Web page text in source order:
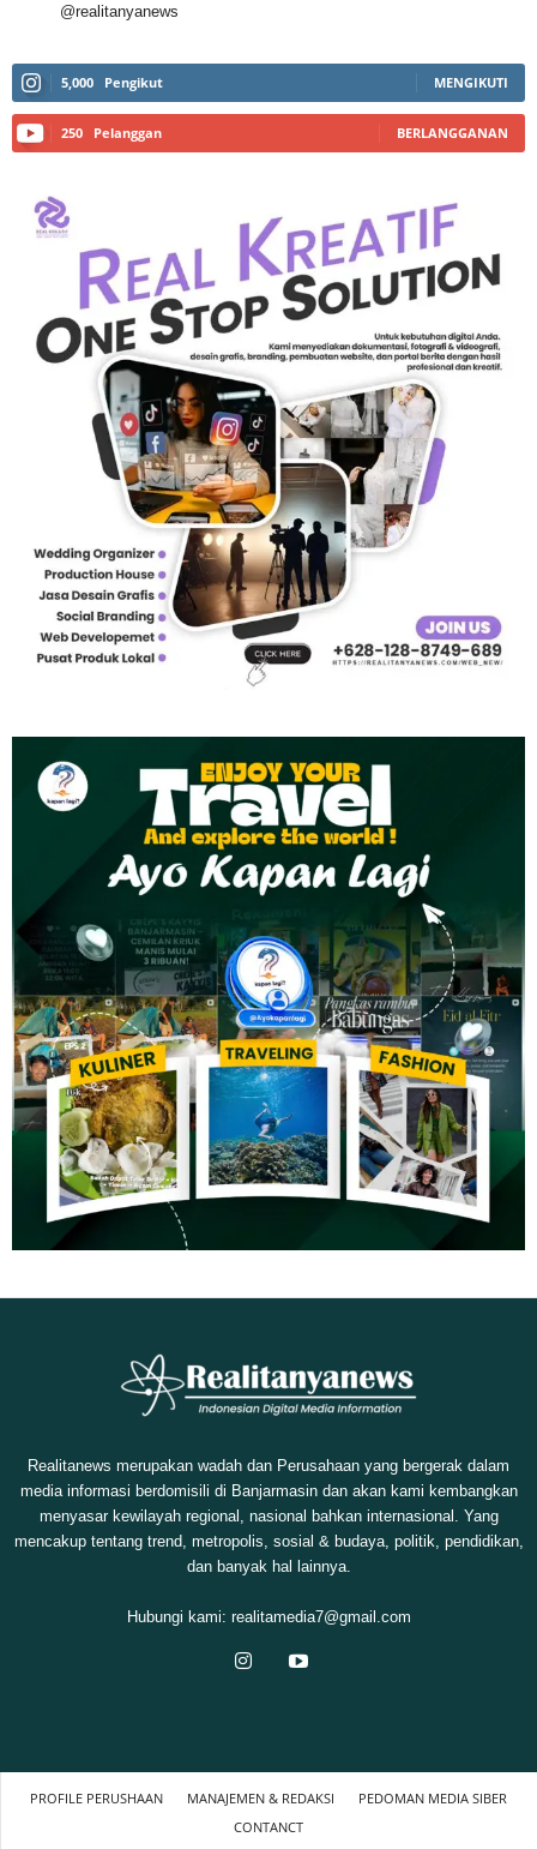
@realitanyanews
5,000 Pengikut MENGIKUTI
250 Pelanggan BERLANGGANAN
Realitanews merupakan wadah dan Perusahaan yang bergerak dalam
media informasi berdomisili di Banjarmasin dan akan kami kembangkan
menyasar kewilayah regional, nasional bahkan internasional. Yang
mencakup tentang trend, metropolis, sosial & budaya, politik, pendidikan,
dan banyak hal lainnya.
Hubungi kami: realitamedia7@gmail.com
PROFILE PERUSHAAN MANAJEMEN & REDAKSI
PEDOMAN MEDIA SIBER
CONTANCT